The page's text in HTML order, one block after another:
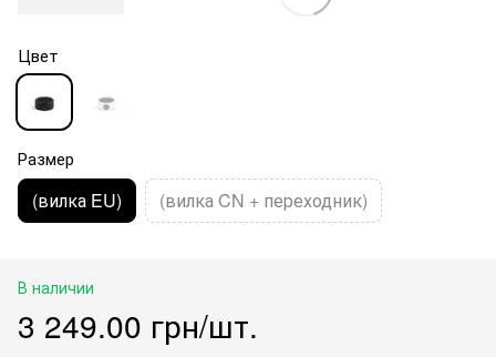
Цвет
Размер
(вилка EU) (вилка CN + переходник)
В наличии
3 249.00 грн/шт.